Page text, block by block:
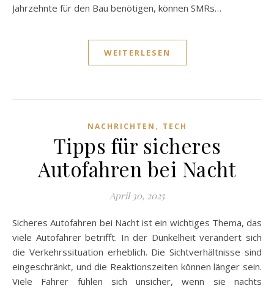
Jahrzehnte für den Bau benötigen, können SMRs…
WEITERLESEN
NACHRICHTEN , TECH
Tipps für sicheres
Autofahren bei Nacht
April 30, 2025
Sicheres Autofahren bei Nacht ist ein wichtiges Thema, das
viele Autofahrer betrifft. In der Dunkelheit verändert sich
die Verkehrssituation erheblich. Die Sichtverhältnisse sind
eingeschränkt, und die Reaktionszeiten können länger sein.
Viele Fahrer fühlen sich unsicher, wenn sie nachts